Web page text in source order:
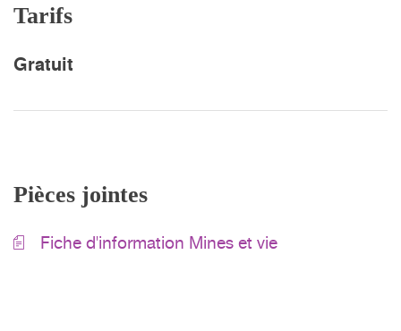
Tarifs
Gratuit
Pièces jointes
Fiche d'information Mines et vie